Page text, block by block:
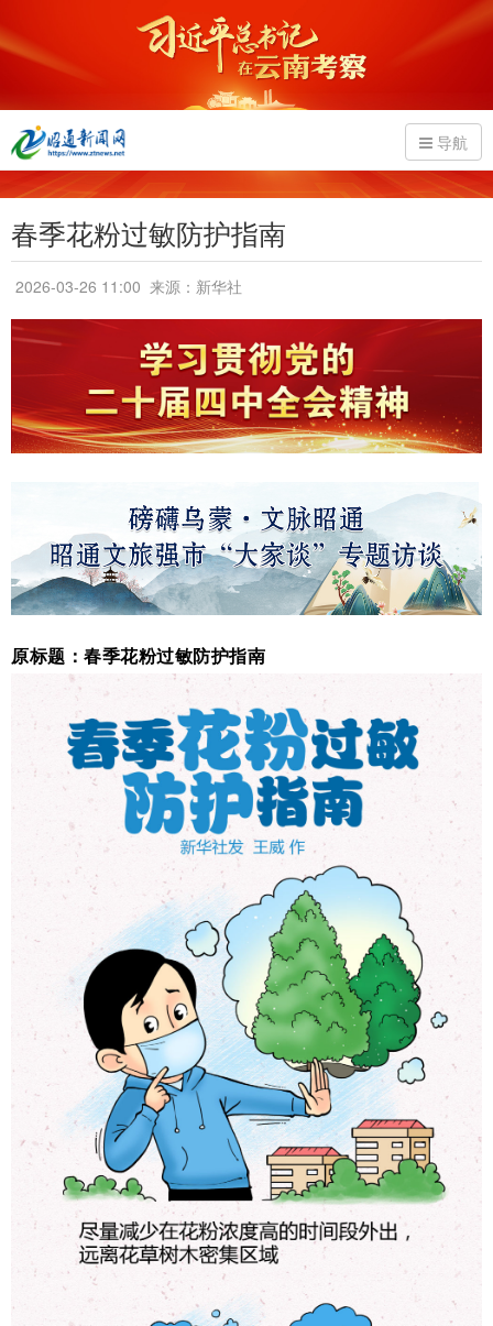
导航
春季花粉过敏防护指南
2026-03-26 11:00 来源：新华社
原标题：春季花粉过敏防护指南